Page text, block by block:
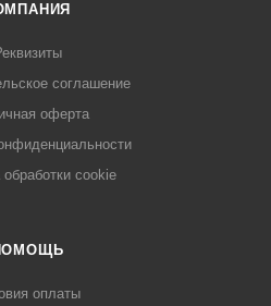
соглашение
оферта
обработки cookie
оплаты